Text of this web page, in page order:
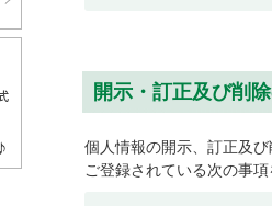
開示・訂正及び削
個人情報の開示、訂正及
ご登録されている次の事